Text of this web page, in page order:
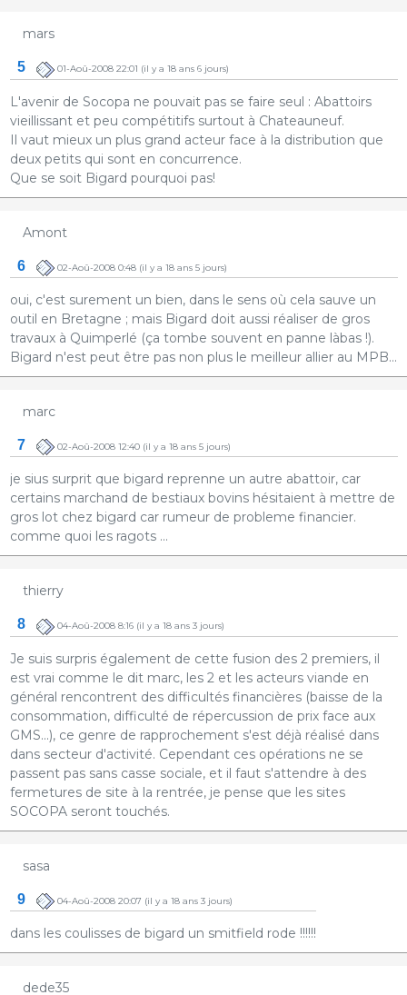
mars
5 01-Aoû-2008 22:01 (il y a 18 ans 6 jours)
L'avenir de Socopa ne pouvait pas se faire seul : Abattoirs
vieillissant et peu compétitifs surtout à Chateauneuf.
Il vaut mieux un plus grand acteur face à la distribution que
deux petits qui sont en concurrence.
Que se soit Bigard pourquoi pas!
Amont
6 02-Aoû-2008 0:48(il y a 18 ans 5 jours)
oui, c'est surement un bien, dans le sens où cela sauve un
outil en Bretagne ; mais Bigard doit aussi réaliser de gros
travaux à Quimperlé (ça tombe souvent en panne làbas !).
Bigard n'est peut être pas non plus le meilleur allier au MPB...
marc
7 02-Aoû-2008 12:40(il y a 18 ans 5 jours)
je sius surprit que bigard reprenne un autre abattoir, car
certains marchand de bestiaux bovins hésitaient à mettre de
gros lot chez bigard car rumeur de probleme financier.
comme quoi les ragots ...
thierry
8 04-Aoû-2008 8:16(il y a 18 ans 3 jours)
Je suis surpris également de cette fusion des 2 premiers, il
est vrai comme le dit marc, les 2 et les acteurs viande en
général rencontrent des difficultés financières (baisse de la
consommation, difficulté de répercussion de prix face aux
GMS...), ce genre de rapprochement s'est déjà réalisé dans
dans secteur d'activité. Cependant ces opérations ne se
passent pas sans casse sociale, et il faut s'attendre à des
fermetures de site à la rentrée, je pense que les sites
SOCOPA seront touchés.
sasa
9 04-Aoû-2008 20:07 (il y a 18 ans 3 jours)
dans les coulisses de bigard un smitfield rode !!!!!!
dede35